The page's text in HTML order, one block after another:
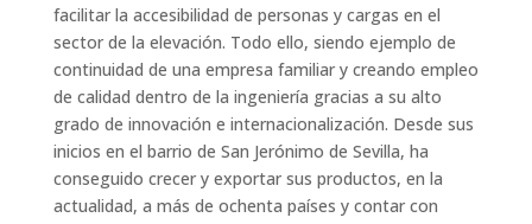
facilitar la accesibilidad de personas y cargas en el
sector de la elevación. Todo ello, siendo ejemplo de
continuidad de una empresa familiar y creando empleo
de calidad dentro de la ingeniería gracias a su alto
grado de innovación e internacionalización. Desde sus
inicios en el barrio de San Jerónimo de Sevilla, ha
conseguido crecer y exportar sus productos, en la
actualidad, a más de ochenta países y contar con